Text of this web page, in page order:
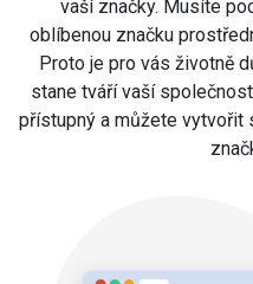
vaší značky. Musíte
oblíbenou značku
Proto je pro vás životně
stane tváří vaší
přístupný a můžete vytvořit